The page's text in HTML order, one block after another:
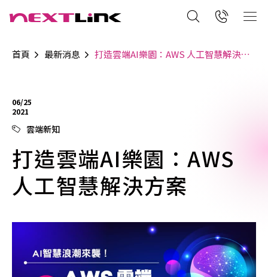
首頁 最新消息 打造雲端AI樂園：AWS 人工智慧解決方案
06/25
2021
雲端新知
打造雲端AI樂園：AWS
人工智慧解決方案